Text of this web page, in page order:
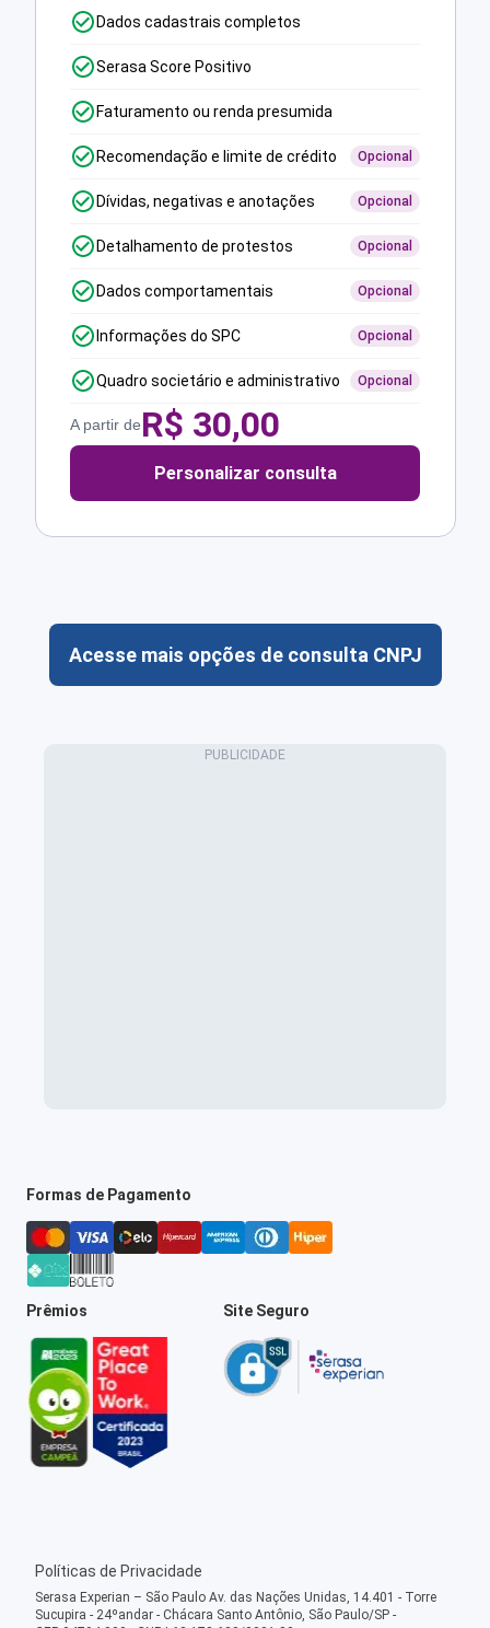
Dados cadastrais completos
Serasa Score Positivo
Faturamento ou renda presumida
Recomendação e limite de crédito Opcional
Dívidas, negativas e anotações Opcional
Detalhamento de protestos Opcional
Dados comportamentais Opcional
Informações do SPC Opcional
Quadro societário e administrativo Opcional
A partir deR$ 30,00
Personalizar consulta
Acesse mais opções de consulta CNPJ
Formas de Pagamento
Prêmios Site Seguro
Políticas de Privacidade
Serasa Experian – São Paulo Av. das Nações Unidas, 14.401 - Torre
Sucupira - 24ºandar - Chácara Santo Antônio, São Paulo/SP -